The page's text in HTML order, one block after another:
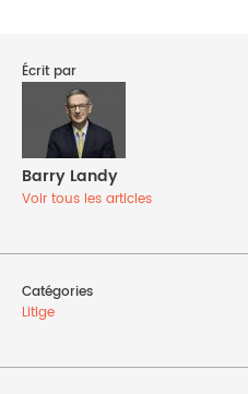
Écrit par
Barry Landy
Voir tous les articles
Catégories
Litige